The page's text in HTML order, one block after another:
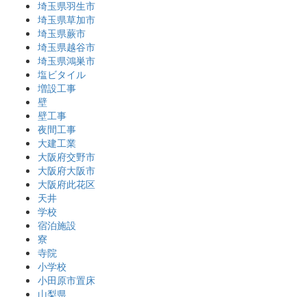
埼玉県羽生市
埼玉県草加市
埼玉県蕨市
埼玉県越谷市
埼玉県鴻巣市
塩ビタイル
増設工事
壁
壁工事
夜間工事
大建工業
大阪府交野市
大阪府大阪市
大阪府此花区
天井
学校
宿泊施設
寮
寺院
小学校
小田原市置床
山梨県